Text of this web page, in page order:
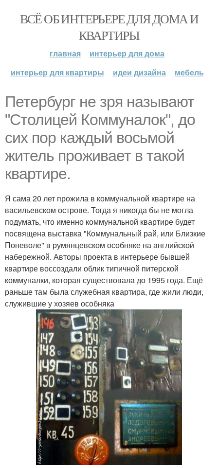
ВСЁ ОБ ИНТЕРЬЕРЕ ДЛЯ ДОМА И
КВАРТИРЫ
главная
интерьер для дома
интерьер для квартиры
идеи дизайна мебель
Петербург не зря называют
"Столицей Коммуналок", до
сих пор каждый восьмой
житель проживает в такой
квартире.
Я сама 20 лет прожила в коммунальной квартире на
васильевском острове. Тогда я никогда бы не могла
подумать, что именно коммунальной квартире будет
посвящена выставка "Коммунальный рай, или Близкие
Поневоле" в румянцевском особняке на английской
набережной. Авторы проекта в интерьере бывшей
квартире воссоздали облик типичной питерской
коммуналки, которая существовала до 1995 года. Ещё
раньше там была служебная квартира, где жили люди,
служившие у хозяев особняка